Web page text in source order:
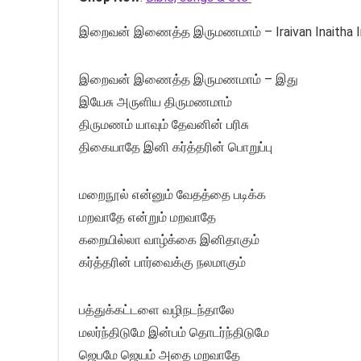
இறைவன் இணைத்த இருமணமாம் – Iraivan Inaitha
இறைவன் இணைத்த இருமணமாம் – இது
இயேசு அருளிய திருமணமாம்
திருமணம் யாவும் தேவனின் பரிசு
திகையாதே இனி கர்த்தரின் பொறுப்பு
மறைநூல் என்னும் வேதத்தை படிக்க
மறவாதே என்றும் மறவாதே
கறையில்லா வாழ்க்கை இனிதாகும்
கர்த்தரின் பார்வைக்கு நலமாகும்
பத்துக்கட்டளை வழிநடந்தாலே
மலர்ந்திடுமே இன்பம் தொடர்ந்திடுமே
ஜெபமே ஜெயம் அதை மறவாதே